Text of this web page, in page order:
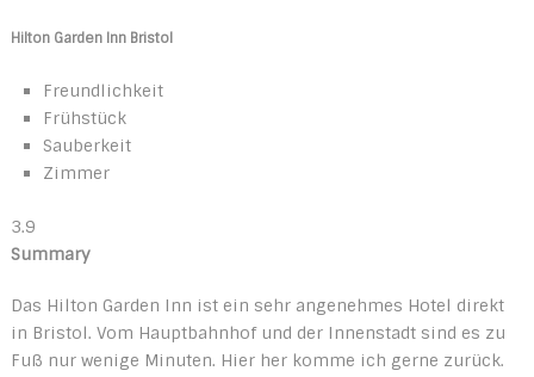
Hilton Garden Inn Bristol
Freundlichkeit
Frühstück
Sauberkeit
Zimmer
3.9
Summary
Das Hilton Garden Inn ist ein sehr angenehmes Hotel direkt
in Bristol. Vom Hauptbahnhof und der Innenstadt sind es zu
Fuß nur wenige Minuten. Hier her komme ich gerne zurück.